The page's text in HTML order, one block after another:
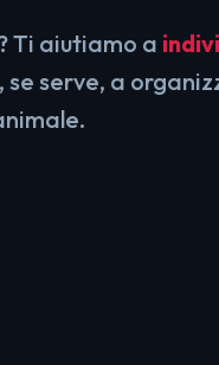
Ti aiutiamo a
se serve, a